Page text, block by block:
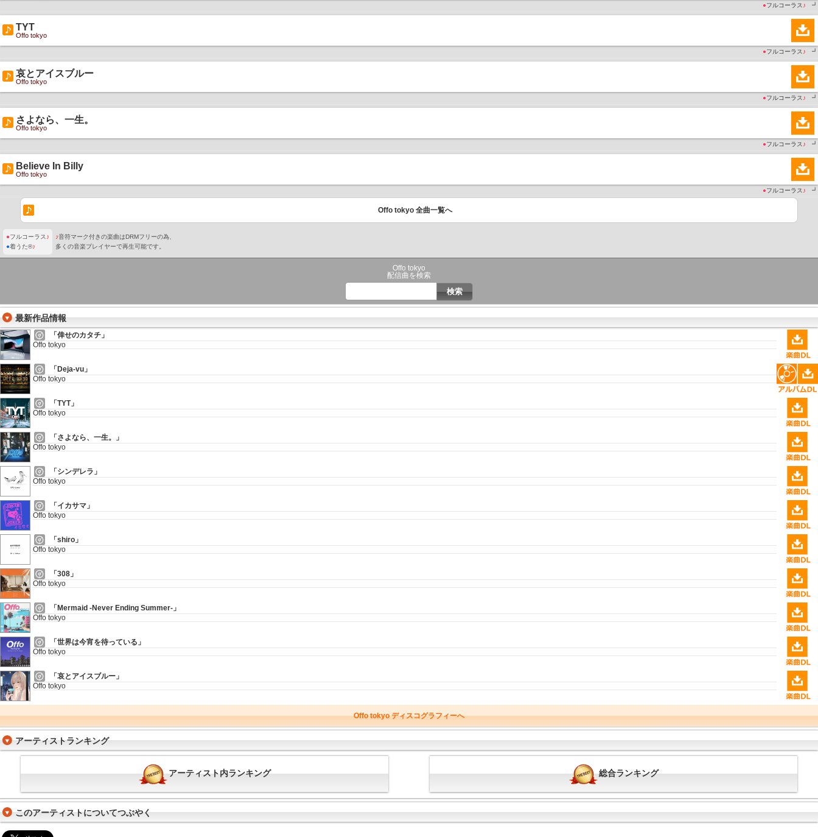
●フルコーラス ♪ ┛
TYT
Offo tokyo
●フルコーラス ♪ ┛
哀とアイスブルー
Offo tokyo
●フルコーラス ♪ ┛
さよなら、一生。
Offo tokyo
●フルコーラス ♪ ┛
Believe In Billy
Offo tokyo
●フルコーラス ♪ ┛
Offo tokyo 全曲一覧へ
●フルコーラス ♪
●着うた®♪
♪音符マーク付きの楽曲はDRMフリーの為、
多くの音楽プレイヤーで再生可能です。
Offo tokyo
配信曲を検索
最新作品情報
「倖せのカタチ」
Offo tokyo
「Deja-vu」
Offo tokyo
「TYT」
Offo tokyo
「さよなら、一生。」
Offo tokyo
「シンデレラ」
Offo tokyo
「イカサマ」
Offo tokyo
「shiro」
Offo tokyo
「308」
Offo tokyo
「Mermaid -Never Ending Summer-」
Offo tokyo
「世界は今宵を待っている」
Offo tokyo
「哀とアイスブルー」
Offo tokyo
Offo tokyo ディスコグラフィーへ
アーティストランキング
アーティスト内ランキング 総合ランキング
このアーティストについてつぶやく